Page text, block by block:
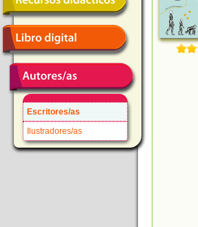
Escritores/as
Ilustradores/as